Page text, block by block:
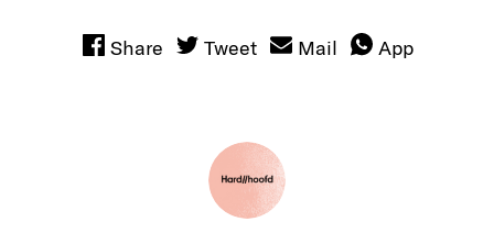
Share Tweet Mail App